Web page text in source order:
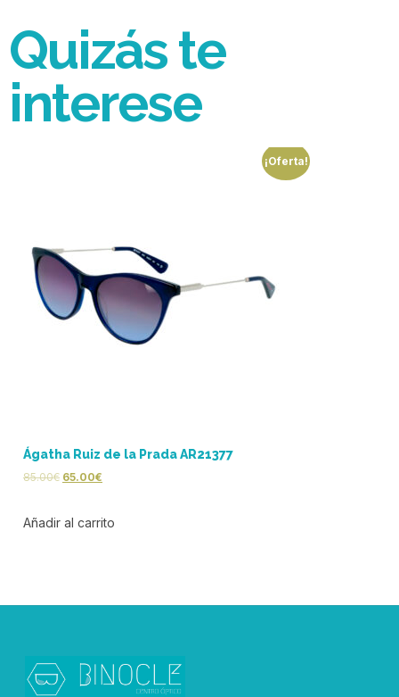
Quizás te
interese
¡Oferta!
Ágatha Ruiz de la Prada AR21377
85.00€ 65.00€
Añadir al carrito